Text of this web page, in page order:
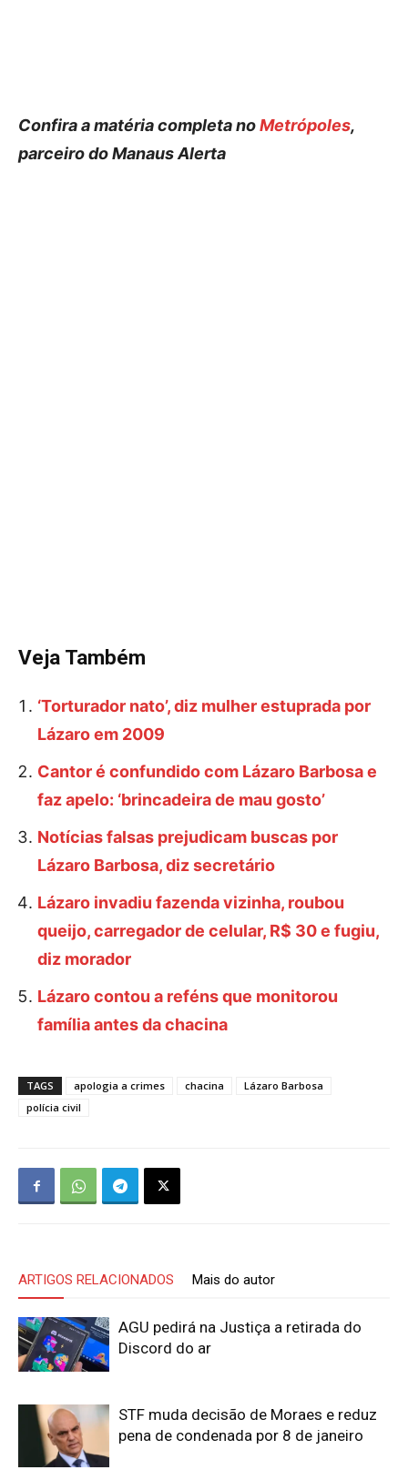
Confira a matéria completa noMetrópoles,
parceiro do Manaus Alerta
Veja Também
‘Torturador nato’, diz mulher estuprada por
Lázaro em 2009
Cantor é confundido com Lázaro Barbosa e
faz apelo: ‘brincadeira de mau gosto’
Notícias falsas prejudicam buscas por
Lázaro Barbosa, diz secretário
Lázaro invadiu fazenda vizinha, roubou
queijo, carregador de celular, R$ 30 e fugiu,
diz morador
Lázaro contou a reféns que monitorou
família antes da chacina
TAGS apologia a crimes chacina
Lázaro Barbosa
polícia civil
ARTIGOS RELACIONADOS Mais do autor
AGU pedirá na Justiça a retirada do
Discord do ar
STF muda decisão de Moraes e reduz
pena de condenada por 8 de janeiro